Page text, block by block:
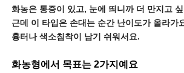
화농은 통증이 있고, 눈에 띄니까 더 만지고
근데 이 타입은 손대는 순간 난이도가 올라가
흉터나 색소침착이 남기 쉬워서요.
화농형에서 목표는 2가지예요